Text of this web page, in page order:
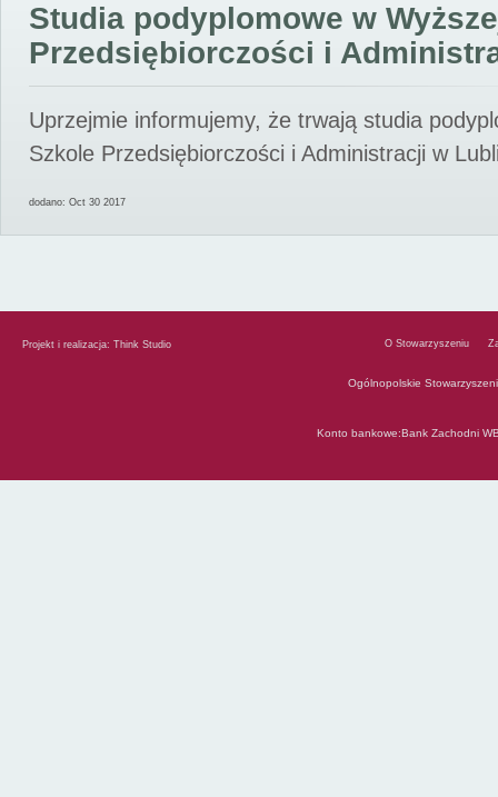
Studia podyplomowe w
Przedsiębiorczości i
Uprzejmie informujemy, że trwają studia
Szkole Przedsiębiorczości i Administracji w
dodano: Oct 30 2017
Projekt i realizacja: Think Studio O Stowarzyszeniu
Ogólnopolskie
Konto bankowe:Bank Zachodni